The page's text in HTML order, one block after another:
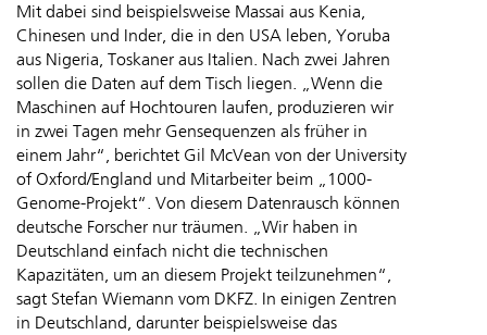
Mit dabei sind beispielsweise Massai aus Kenia,
Chinesen und Inder, die in den USA leben, Yoruba
aus Nigeria, Toskaner aus Italien. Nach zwei Jahren
sollen die Daten auf dem Tisch liegen. „Wenn die
Maschinen auf Hochtouren laufen, produzieren wir
in zwei Tagen mehr Gensequenzen als früher in
einem Jahr“, berichtet Gil McVean von der University
of Oxford/England und Mitarbeiter beim „1000-
Genome-Projekt“. Von diesem Datenrausch können
deutsche Forscher nur träumen. „Wir haben in
Deutschland einfach nicht die technischen
Kapazitäten, um an diesem Projekt teilzunehmen“,
sagt Stefan Wiemann vom DKFZ. In einigen Zentren
in Deutschland, darunter beispielsweise das